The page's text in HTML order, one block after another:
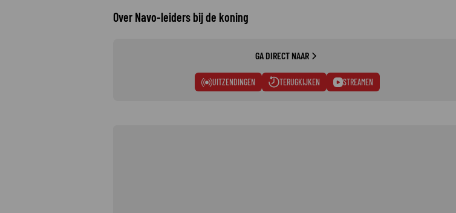
Over Navo-leiders bij de koning
GA DIRECT NAAR
UITZENDINGEN TERUGKIJKEN STREAMEN